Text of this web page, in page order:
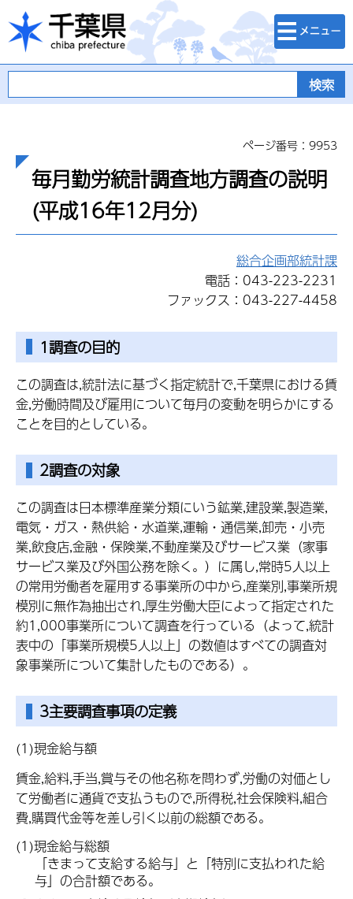
千葉県
検索・メニュ
ー
ページ番号：9953
毎月勤労統計調査地方調査の説明
(平成16年12月分)
総合企画部統計課
電話：043-223-2231
ファックス：043-227-4458
1調査の目的
この調査は,統計法に基づく指定統計で,千葉県における賃
金,労働時間及び雇用について毎月の変動を明らかにする
ことを目的としている。
2調査の対象
この調査は日本標準産業分類にいう鉱業,建設業,製造業,
電気・ガス・熱供給・水道業,運輸・通信業,卸売・小売
業,飲食店,金融・保険業,不動産業及びサービス業（家事
サービス業及び外国公務を除く。）に属し,常時5人以上
の常用労働者を雇用する事業所の中から,産業別,事業所規
模別に無作為抽出され,厚生労働大臣によって指定された
約1,000事業所について調査を行っている（よって,統計
表中の「事業所規模5人以上」の数値はすべての調査対
象事業所について集計したものである）。
3主要調査事項の定義
(1)現金給与額
賃金,給料,手当,賞与その他名称を問わず,労働の対価とし
て労働者に通貨で支払うもので,所得税,社会保険料,組合
費,購買代金等を差し引く以前の総額である。
(1)現金給与総額
「きまって支給する給与」と「特別に支払われた給
与」の合計額である。